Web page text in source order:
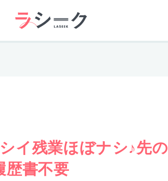
イ残業ほぼナシ♪先の
歴書不要